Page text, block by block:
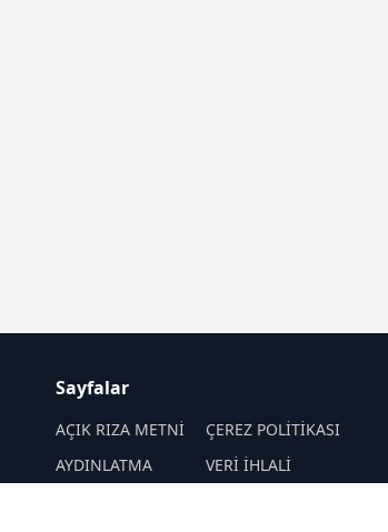
Sayfalar
AÇIK RIZA METNİ
ÇEREZ POLİTİKASI
AYDINLATMA
VERİ İHLALİ